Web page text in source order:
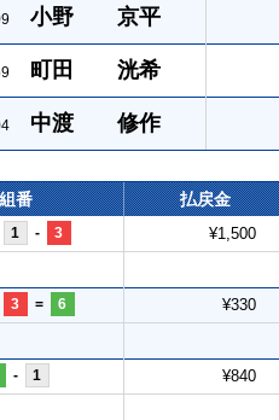
小野 京平
町田 洸希
中渡 修作
番 払戻金
1 - 3 ¥1,500
3 = 6 ¥330
- 1 ¥840